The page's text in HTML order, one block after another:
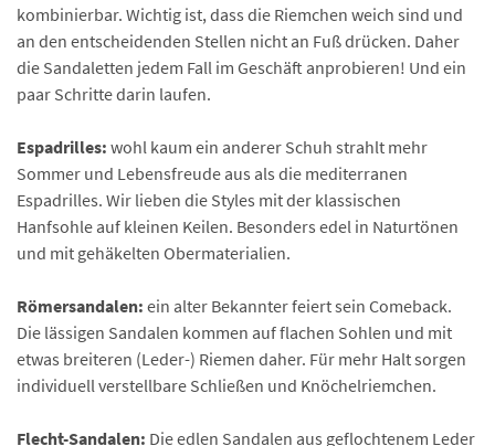
kombinierbar. Wichtig ist, dass die Riemchen weich sind und
an den entscheidenden Stellen nicht an Fuß drücken. Daher
die Sandaletten jedem Fall im Geschäft anprobieren! Und ein
paar Schritte darin laufen.
Espadrilles: wohl kaum ein anderer Schuh strahlt mehr
Sommer und Lebensfreude aus als die mediterranen
Espadrilles. Wir lieben die Styles mit der klassischen
Hanfsohle auf kleinen Keilen. Besonders edel in Naturtönen
und mit gehäkelten Obermaterialien.
Römersandalen: ein alter Bekannter feiert sein Comeback.
Die lässigen Sandalen kommen auf flachen Sohlen und mit
etwas breiteren (Leder-) Riemen daher. Für mehr Halt sorgen
individuell verstellbare Schließen und Knöchelriemchen.
Flecht-Sandalen: Die edlen Sandalen aus geflochtenem Leder